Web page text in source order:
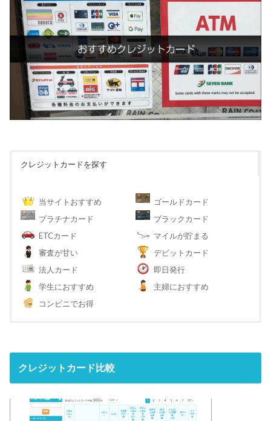
クレジットカードを探す
当サイトおすすめ
ゴールドカード
プラチナカード
ブラックカード
ETCカード
マイルが貯まる
審査が甘い
デビットカード
法人カード
即日発行
学生におすすめ
主婦におすすめ
コンビニでお得
クレジットカード比較